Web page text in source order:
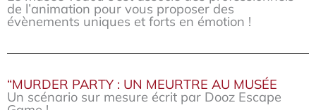
de l’animation pour vous proposer des
évènements uniques et forts en émotion !
“MURDER PARTY : UN MEURTRE AU MUSÉE
Un scénario sur mesure écrit par Dooz Escape